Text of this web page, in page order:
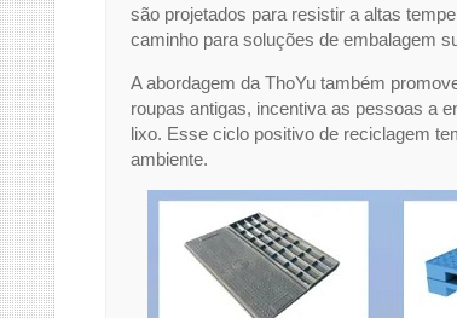
são projetados para resistir a altas
caminho para soluções de embalagem
A abordagem da ThoYu também
roupas antigas, incentiva as pessoas a
lixo. Esse ciclo positivo de reciclagem
ambiente.